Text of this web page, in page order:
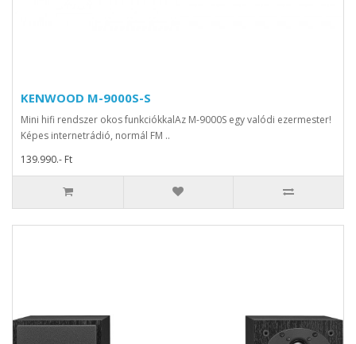
KENWOOD M-9000S-S
Mini hifi rendszer okos funkciókkalAz M-9000S egy valódi ezermester!
Képes internetrádió, normál FM ..
139.990.- Ft